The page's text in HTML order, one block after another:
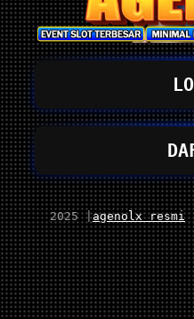
2025 |agenolx resmi|